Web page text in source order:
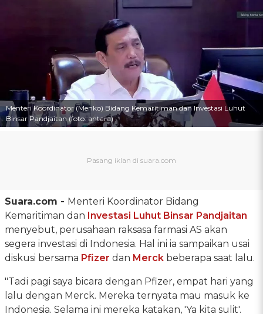
Menteri Koordinator (Menko) Bidang Kemaritiman dan Investasi Luhut
Binsar Pandjaitan (foto: antara)
Suara.com - Menteri Koordinator Bidang
Kemaritiman dan Investasi Luhut Binsar Pandjaitan
menyebut, perusahaan raksasa farmasi AS akan
segera investasi di Indonesia. Hal ini ia sampaikan usai
diskusi bersama Pfizer dan Merck beberapa saat lalu.
"Tadi pagi saya bicara dengan Pfizer, empat hari yang
lalu dengan Merck. Mereka ternyata mau masuk ke
Indonesia. Selama ini mereka katakan, 'Ya kita sulit'.